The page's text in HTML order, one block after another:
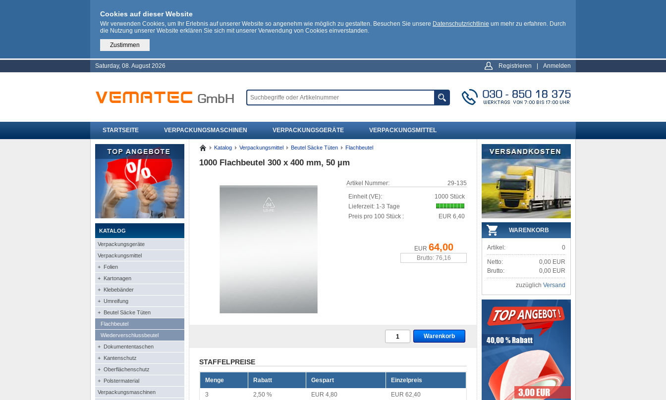
Cookies auf dieser Website
Wir verwenden Cookies, um Ihr Erlebnis auf unserer Website so angenehm wie möglich zu gestalten. Besuchen Sie unsere Datenschutzrichtlinie um mehr zu erfahren. Durch
die Nutzung unserer Website erklären Sie sich mit unserer Verwendung von Cookies einverstanden.
Zustimmen
Saturday, 08. August 2026 Registrieren Anmelden
STARTSEITE VERPACKUNGSMASCHINEN VERPACKUNGSGERÄTE VERPACKUNGSMITTEL
KATALOG
Verpackungsgeräte
Verpackungsmittel
+ Folien
+ Kartonagen
+ Klebebänder
+ Umreifung
+ Beutel Säcke Tüten
Flachbeutel
Wiederverschlussbeutel
+ Dokumententaschen
+ Kantenschutz
+ Oberflächenschutz
+ Polstermaterial
Verpackungsmaschinen
Katalog Verpackungsmittel Beutel Säcke Tüten Flachbeutel
1000 Flachbeutel 300 x 400 mm, 50 µm
Artikel Nummer:
29-135
Einheit (VE):
1000 Stück
Lieferzeit: 1-3 Tage
Preis pro 100 Stück :
EUR 6,40
EUR 64,00
Brutto: 76,16
STAFFELPREISE
Menge Rabatt Gespart Einzelpreis
3 2,50 % EUR 4,80
EUR 62,40
WARENKORB
Artikel: 0
Netto:
0,00 EUR
Brutto:
0,00 EUR
zuzüglich Versand